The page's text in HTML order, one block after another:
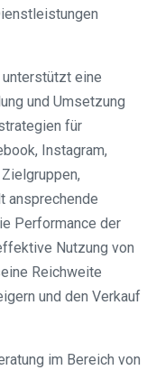
eine
und Umsetzung
für
Instagram,
ansprechende
Performance der
Nutzung von
Reichweite
und den Verkauf
im Bereich von